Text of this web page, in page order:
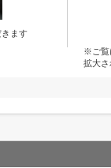
ます
※ご覧
拡大さ